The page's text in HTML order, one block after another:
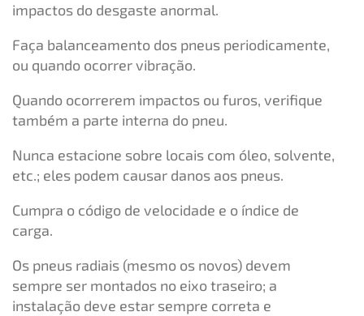
impactos do desgaste anormal.
Faça balanceamento dos pneus periodicamente,
ou quando ocorrer vibração.
Quando ocorrerem impactos ou furos, verifique
também a parte interna do pneu.
Nunca estacione sobre locais com óleo, solvente,
etc.; eles podem causar danos aos pneus.
Cumpra o código de velocidade e o índice de
carga.
Os pneus radiais (mesmo os novos) devem
sempre ser montados no eixo traseiro; a
instalação deve estar sempre correta e